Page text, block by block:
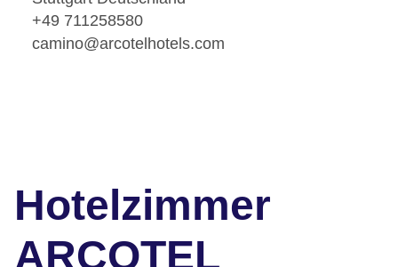
+49 711258580
camino@arcotelhotels.com
Hotelzimmer
ARCOTEL